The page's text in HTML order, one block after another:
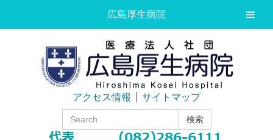
アクセス情報 サイトマップ
検索
広島厚生病院